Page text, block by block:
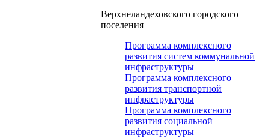
Верхнеландеховского городского
поселения
Программа комплексного
развития систем коммунальной
инфраструктуры
Программа комплексного
развития транспортной
инфраструктуры
Программа комплексного
развития социальной
инфраструктуры